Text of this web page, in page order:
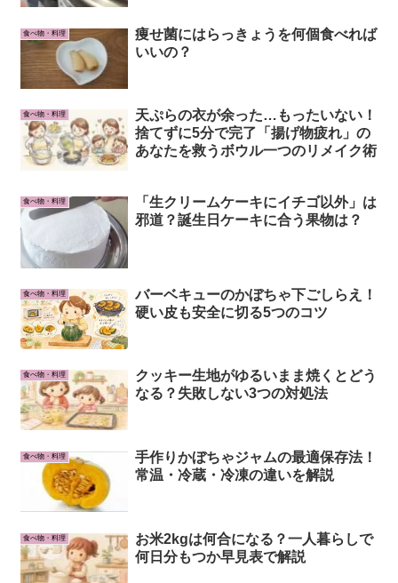
食べ物・料理
痩せ菌にはらっきょうを何個食べれば
いいの？
食べ物・料理
天ぷらの衣が余った…もったいない！
捨てずに5分で完了「揚げ物疲れ」の
あなたを救うボウル一つのリメイク術
食べ物・料理
「生クリームケーキにイチゴ以外」は
邪道？誕生日ケーキに合う果物は？
食べ物・料理
バーベキューのかぼちゃ下ごしらえ！
硬い皮も安全に切る5つのコツ
食べ物・料理
クッキー生地がゆるいまま焼くとどう
なる？失敗しない3つの対処法
食べ物・料理
手作りかぼちゃジャムの最適保存法！
常温・冷蔵・冷凍の違いを解説
食べ物・料理
お米2kgは何合になる？一人暮らしで
何日分もつか早見表で解説